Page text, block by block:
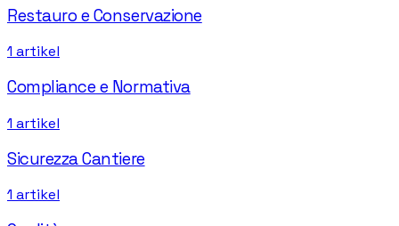
Restauro e Conservazione
1 artikel
Compliance e Normativa
1 artikel
Sicurezza Cantiere
1 artikel